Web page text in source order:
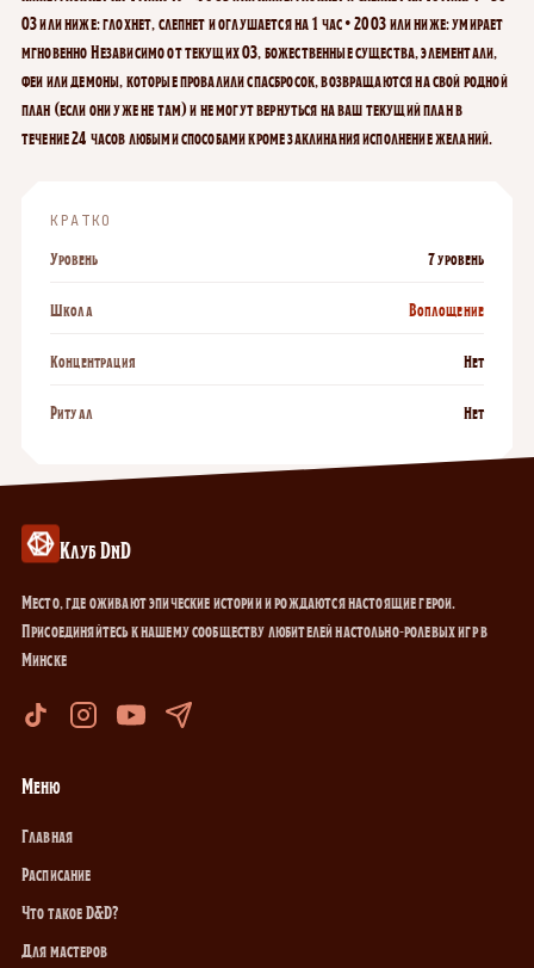
ОЗ или ниже: глохнет, слепнет и оглушается на 1 час • 20 ОЗ или ниже: умирает
мгновенно Независимо от текущих ОЗ, божественные существа, элементали,
феи или демоны, которые провалили спасбросок, возвращаются на свой родной
план (если они уже не там) и не могут вернуться на ваш текущий план в
течение 24 часов любыми способами кроме заклинания исполнение желаний.
КРАТКО
Уровень 7 уровень
Школа Воплощение
Концентрация Нет
Ритуал Нет
Клуб DnD
Место, где оживают эпические истории и рождаются настоящие герои.
Присоединяйтесь к нашему сообществу любителей настольно-ролевых игр в
Минске
Меню
Главная
Расписание
Что такое D&D?
Для мастеров